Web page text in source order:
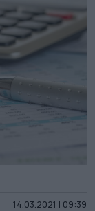
14.03.2021 | 09:39